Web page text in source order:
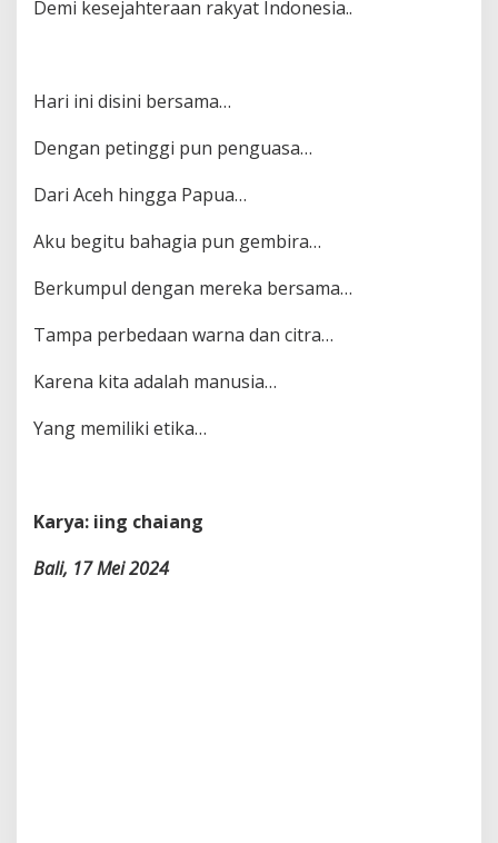
Demi kesejahteraan rakyat Indonesia..
Hari ini disini bersama…
Dengan petinggi pun penguasa…
Dari Aceh hingga Papua…
Aku begitu bahagia pun gembira…
Berkumpul dengan mereka bersama…
Tampa perbedaan warna dan citra…
Karena kita adalah manusia…
Yang memiliki etika…
Karya: iing chaiang
Bali, 17 Mei 2024